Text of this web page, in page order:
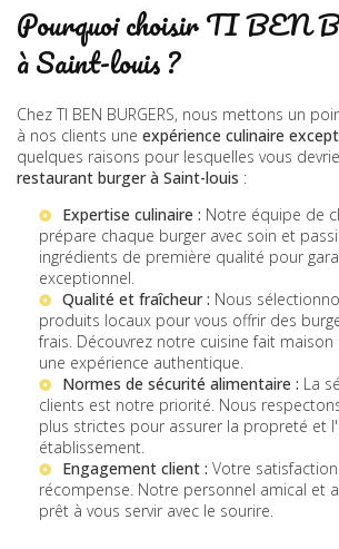
Pourquoi choisir TI BEN
à Saint-louis ?
Chez TI BEN BURGERS, nous mettons un
à nos clients une expérience culinaire
quelques raisons pour lesquelles vous
restaurant burger à Saint-louis :
Expertise culinaire : Notre équipe de
prépare chaque burger avec soin et
ingrédients de première qualité pour
exceptionnel.
Qualité et fraîcheur : Nous
produits locaux pour vous offrir des
frais. Découvrez notre cuisine fait maison
une expérience authentique.
Normes de sécurité alimentaire : La
clients est notre priorité. Nous
plus strictes pour assurer la propreté et
établissement.
Engagement client : Votre
récompense. Notre personnel amical et
prêt à vous servir avec le sourire.